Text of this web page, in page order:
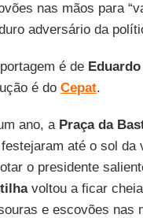
nas mãos para
adversário da
é de
é do Cepat.
ano, a Praça da
até o sol
o presidente
voltou a ficar
e escovões nas